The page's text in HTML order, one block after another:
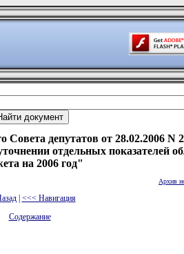
Совета депутатов от 28.02.2006 N
отдельных показателей
на 2006 год"
Архив
| <<< Навигация
Содержание